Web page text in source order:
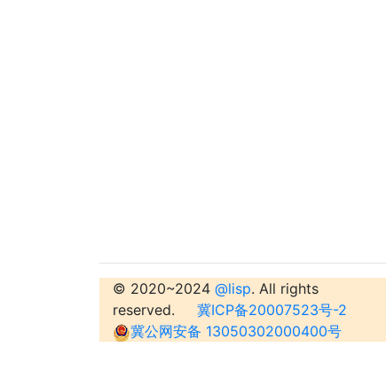
© 2020~2024@lisp. All rights
reserved.
冀ICP备20007523号-2
冀公网安备 13050302000400号